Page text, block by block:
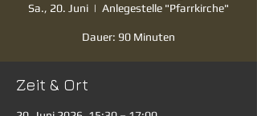
Sa., 20. Juni
  |
Anlegestelle "Pfarrkirche"
Dauer: 90 Minuten
Zeit & Ort